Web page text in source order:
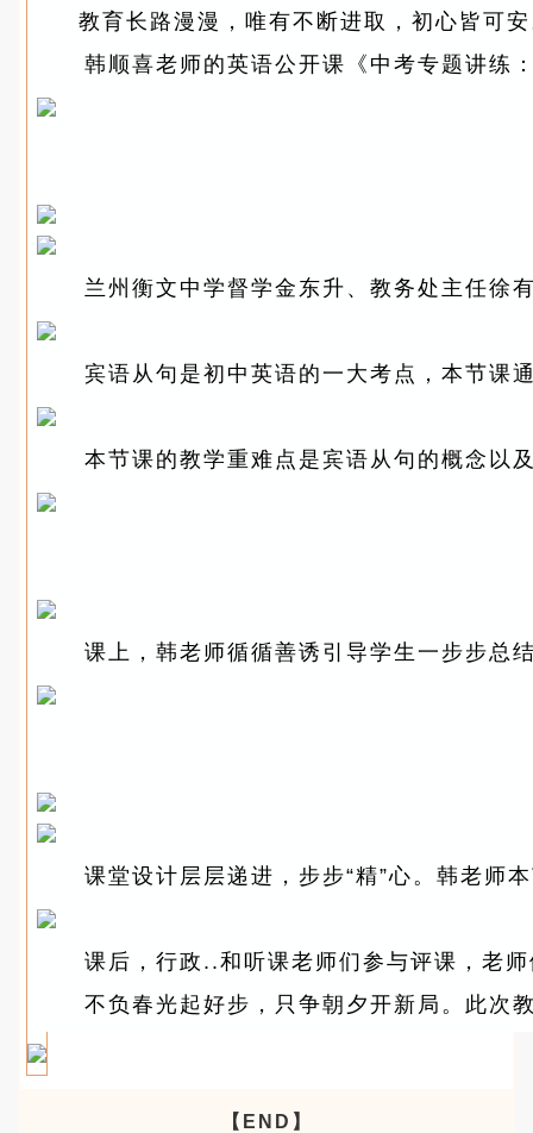
教育长路漫漫，唯有不断进取，初心皆可
韩顺喜老师的英语公开课《中考专题讲练
兰州衡文中学督学金东升、教务处主任徐
宾语从句是初中英语的一大考点，本节课
本节课的教学重难点是宾语从句的概念以
课上，韩老师循循善诱引导学生一步步总
课堂设计层层递进，步步“精”心。韩老师
课后，行政..和听课老师们参与评课，老
不负春光起好步，只争朝夕开新局。此次
【END】